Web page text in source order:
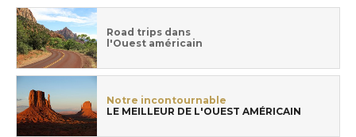
Road trips dans
l'Ouest américain
Notre incontournable
LE MEILLEUR DE L'OUEST AMÉRICAIN